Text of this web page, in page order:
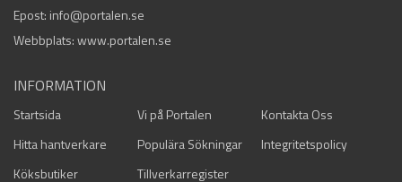
Epost: info@portalen.se
Webbplats: www.portalen.se
INFORMATION
Startsida Vi på Portalen
Kontakta Oss
Hitta hantverkare
Populära Sökningar
Integritetspolicy
Köksbutiker
Tillverkarregister